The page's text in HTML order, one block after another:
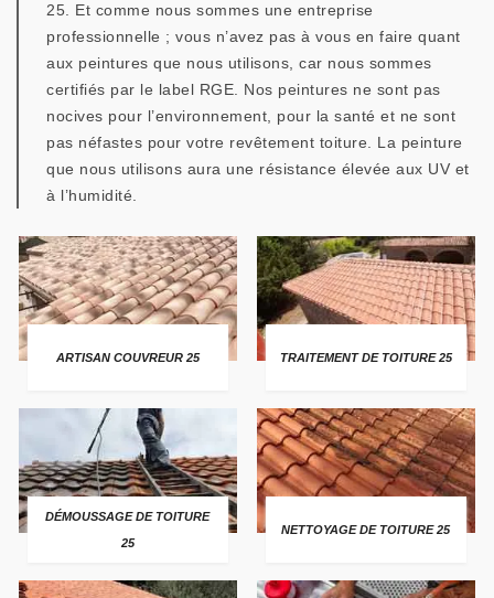
25. Et comme nous sommes une entreprise
professionnelle ; vous n’avez pas à vous en faire quant
aux peintures que nous utilisons, car nous sommes
certifiés par le label RGE. Nos peintures ne sont pas
nocives pour l’environnement, pour la santé et ne sont
pas néfastes pour votre revêtement toiture. La peinture
que nous utilisons aura une résistance élevée aux UV et
à l’humidité.
ARTISAN COUVREUR 25 TRAITEMENT DE TOITURE 25
DÉMOUSSAGE DE TOITURE
25
NETTOYAGE DE TOITURE 25